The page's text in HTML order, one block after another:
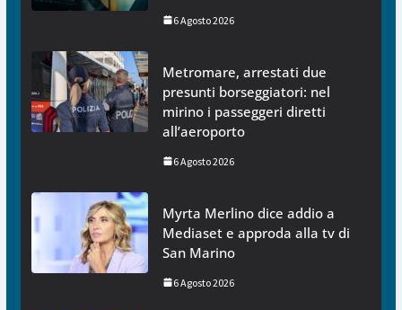
6 Agosto 2026
Metromare, arrestati due
presunti borseggiatori: nel
mirino i passeggeri diretti
all’aeroporto
6 Agosto 2026
Myrta Merlino dice addio a
Mediaset e approda alla tv di
San Marino
6 Agosto 2026